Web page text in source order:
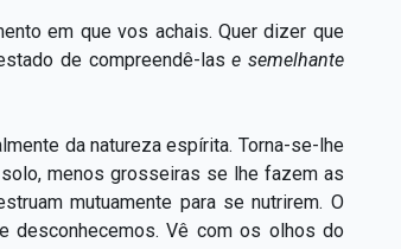
em que vos achais. Quer dizer que
de compreendê-lase semelhante
da natureza espírita. Torna-se-lhe
menos grosseiras se lhe fazem as
mutuamente para se nutrirem. O
desconhecemos. Vê com os olhos do